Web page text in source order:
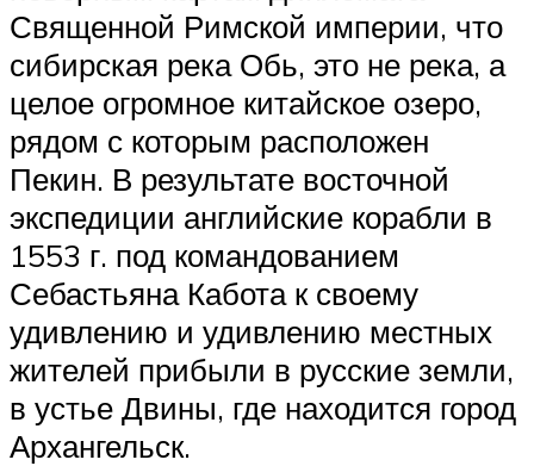
Священной Римской империи, что
сибирская река Обь, это не река, а
целое огромное китайское озеро,
рядом с которым расположен
Пекин. В результате восточной
экспедиции английские корабли в
1553 г. под командованием
Себастьяна Кабота к своему
удивлению и удивлению местных
жителей прибыли в русские земли,
в устье Двины, где находится город
Архангельск.